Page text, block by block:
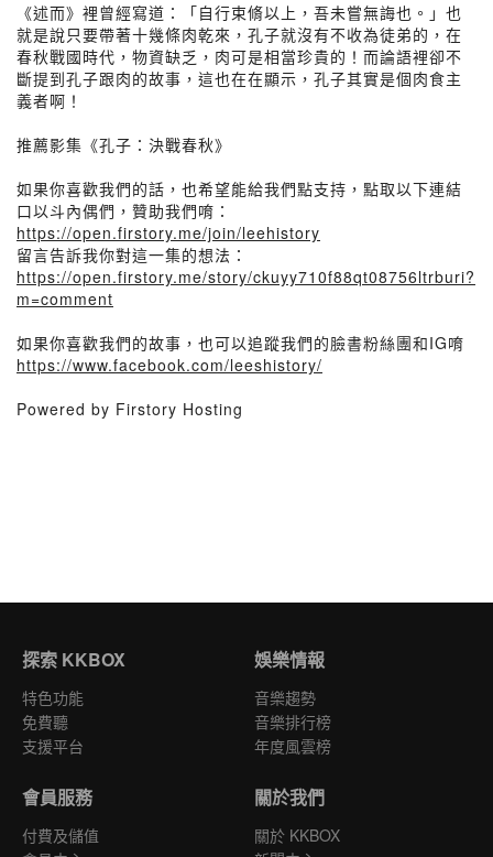
《述而》裡曾經寫道：「自行束脩以上，吾未嘗無誨也。」也
就是說只要帶著十幾條肉乾來，孔子就沒有不收為徒弟的，在
春秋戰國時代，物資缺乏，肉可是相當珍貴的！而論語裡卻不
斷提到孔子跟肉的故事，這也在在顯示，孔子其實是個肉食主
義者啊！
推薦影集《孔子：決戰春秋》
如果你喜歡我們的話，也希望能給我們點支持，點取以下連結
口以斗內偶們，贊助我們唷：
https://open.firstory.me/join/leehistory
留言告訴我你對這一集的想法：
https://open.firstory.me/story/ckuyy710f88qt08756ltrburi?
m=comment
如果你喜歡我們的故事，也可以追蹤我們的臉書粉絲團和IG唷
https://www.facebook.com/leeshistory/
Powered by Firstory Hosting
探索 KKBOX
特色功能
免費聽
支援平台
娛樂情報
音樂趨勢
音樂排行榜
年度風雲榜
會員服務
付費及儲值
關於我們
關於 KKBOX